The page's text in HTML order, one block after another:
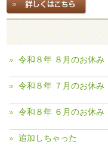
令和８年 ８月のお休み
令和８年 ７月のお休み
令和８年 ６月のお休み
追加しちゃった